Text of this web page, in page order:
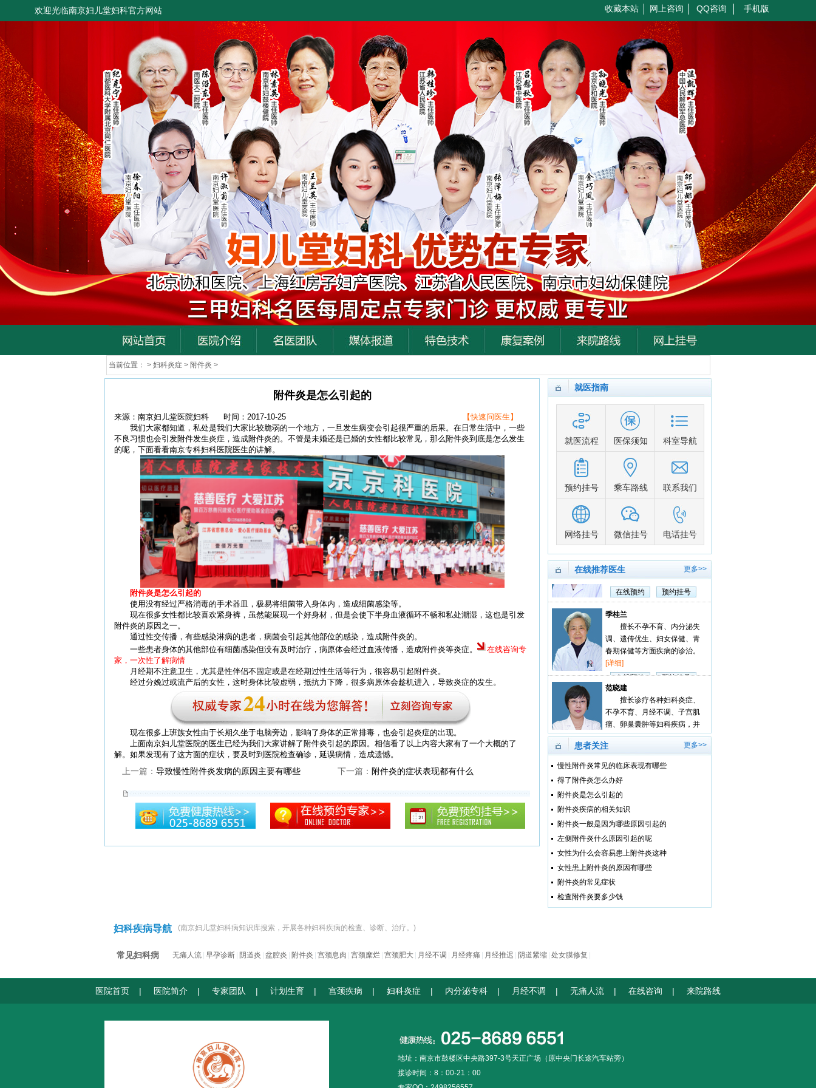
欢迎光临南京妇儿堂妇科官方网站 收藏本站 网上咨询 QQ咨询 手机版
当前位置： > 妇科炎症 > 附件炎 >
附件炎是怎么引起的
来源：南京妇儿堂医院妇科 时间：2017-10-25
【快速问医生】
我们大家都知道，私处是我们大家比较脆弱的一个地方，一旦发生病变会引起很严重的后果。在日常生活中，一些
不良习惯也会引发附件发生炎症，造成附件炎的。不管是未婚还是已婚的女性都比较常见，那么附件炎到底是怎么发生
的呢，下面看看南京专科妇科医院医生的讲解。
附件炎是怎么引起的
使用没有经过严格消毒的手术器皿，极易将细菌带入身体内，造成细菌感染等。
现在很多女性都比较喜欢紧身裤，虽然能展现一个好身材，但是会使下半身血液循环不畅和私处潮湿，这也是引发
附件炎的原因之一。
通过性交传播，有些感染淋病的患者，病菌会引起其他部位的感染，造成附件炎的。
一些患者身体的其他部位有细菌感染但没有及时治疗，病原体会经过血液传播，造成附件炎等炎症。
在线咨询专
家，一次性了解病情
月经期不注意卫生，尤其是性伴侣不固定或是在经期过性生活等行为，很容易引起附件炎。
经过分娩过或流产后的女性，这时身体比较虚弱，抵抗力下降，很多病原体会趁机进入，导致炎症的发生。
现在很多上班族女性由于长期久坐于电脑旁边，影响了身体的正常排毒，也会引起炎症的出现。
上面南京妇儿堂医院的医生已经为我们大家讲解了附件炎引起的原因。相信看了以上内容大家有了一个大概的了
解。如果发现有了这方面的症状，要及时到医院检查确诊，延误病情，造成遗憾。
上一篇： 导致慢性附件炎发病的原因主要有哪些 下一篇： 附件炎的症状表现都有什么
就医指南
就医流程 医保须知 科室导航
预约挂号 乘车路线 联系我们
网络挂号 微信挂号 电话挂号
在线推荐医生 更多>>
范晓建
擅长诊疗各种妇科炎症、
不孕不育、月经不调、子宫肌
瘤、卵巢囊肿等妇科疾病，并
张士香
密整形中心学科带头人...
预约挂号
在线预约
张泽梅
妇科各类常见病和多发病
的诊断及治疗，尤其在无痛人
流术上，张主任有着丰富的临
床经验。[详细]
预约挂号
在线预约
关若丽
擅长妇科常见病、卵巢囊
肿、宫颈癌前病变等妇科疾
病。[详细]
预约挂号
在线预约
季桂兰
擅长不孕不育、内分泌失
调、遗传优生、妇女保健、青
春期保健等方面疾病的诊治。
[详细]
在线预约
擅长诊疗各种妇科炎症、
不孕不育、月经不调、子宫肌
瘤、卵巢囊肿等妇科疾病，并
有...
[详细]
预约挂号
在线预约
张士香
对妇科私密整形手术，更
是熟练至极，是妇儿堂妇科私
密整形中心学科带头人...
在线预约
妇科各类常见病和多发病
的诊断及治疗，尤其在无痛人
流术上，张主任有着丰富的临
床经验。[详细]
擅长妇科常见病、卵巢囊
调、遗传优生、妇女保健、青
患者关注 更多>>
慢性附件炎常见的临床表现有哪些
得了附件炎怎么办好
附件炎是怎么引起的
附件炎疾病的相关知识
附件炎一般是因为哪些原因引起的
左侧附件炎什么原因引起的呢
女性为什么会容易患上附件炎这种
女性患上附件炎的原因有哪些
附件炎的常见症状
检查附件炎要多少钱
妇科疾病导航 (南京妇儿堂妇科病知识库搜索，开展各种妇科疾病的检查、诊断、治疗。)
常见妇科病 无痛人流 早孕诊断 阴道炎 盆腔炎 附件炎 宫颈息肉 宫颈糜烂 宫颈肥大 月经不调 月经疼痛 月经推迟 阴道紧缩 处女膜修复
医院首页 | 医院简介 | 专家团队 | 计划生育 | 宫颈疾病 | 妇科炎症 | 内分泌专科 | 月经不调 | 无痛人流 | 在线咨询 | 来院路线
地址：南京市鼓楼区中央路397-3号天正广场（原中央门长途汽车站旁）
接诊时间：8：00-21：00